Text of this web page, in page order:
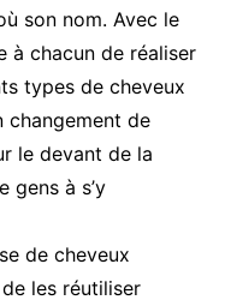
son nom. Avec le
à chacun de réaliser
types de cheveux
changement de
le devant de la
gens à s’y
de cheveux
de les réutiliser